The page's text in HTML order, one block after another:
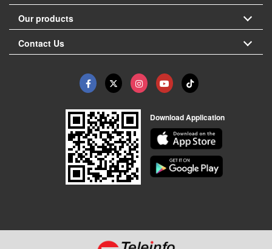
Our products
Contact Us
Download Application